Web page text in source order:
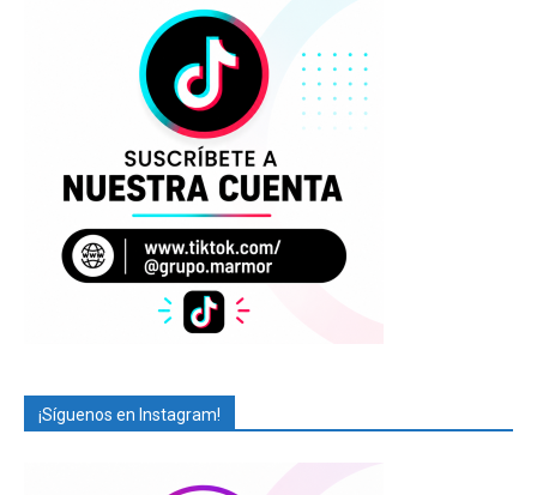
¡Síguenos en Instagram!